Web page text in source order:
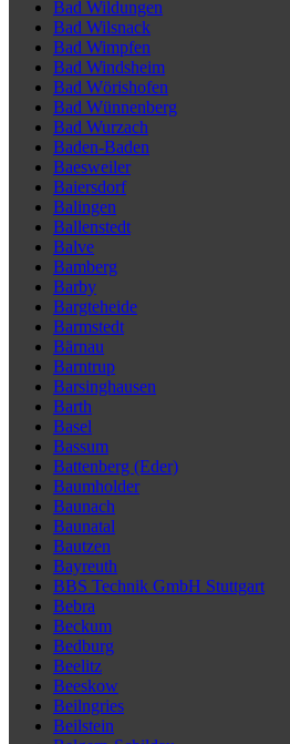
Bad Wildungen
Bad Wilsnack
Bad Wimpfen
Bad Windsheim
Bad Wörishofen
Bad Wünnenberg
Bad Wurzach
Baden-Baden
Baesweiler
Baiersdorf
Balingen
Ballenstedt
Balve
Bamberg
Barby
Bargteheide
Barmstedt
Bärnau
Barntrup
Barsinghausen
Barth
Basel
Bassum
Battenberg (Eder)
Baumholder
Baunach
Baunatal
Bautzen
Bayreuth
BBS Technik GmbH Stuttgart
Bebra
Beckum
Bedburg
Beelitz
Beeskow
Beilngries
Beilstein